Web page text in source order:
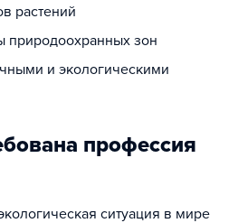
растений
зон
и экологическими
профессия
ситуация в мире